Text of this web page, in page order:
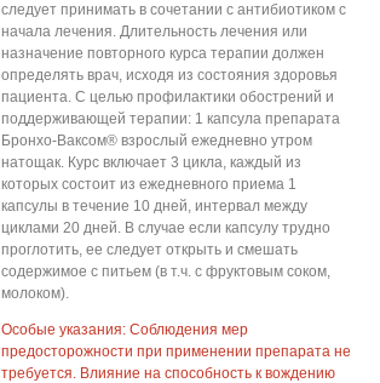
следует принимать в сочетании с антибиотиком с
начала лечения. Длительность лечения или
назначение повторного курса терапии должен
определять врач, исходя из состояния здоровья
пациента. С целью профилактики обострений и
поддерживающей терапии: 1 капсула препарата
Бронхо-Ваксом® взрослый ежедневно утром
натощак. Курс включает 3 цикла, каждый из
которых состоит из ежедневного приема 1
капсулы в течение 10 дней, интервал между
циклами 20 дней. В случае если капсулу трудно
проглотить, ее следует открыть и смешать
содержимое с питьем (в т.ч. с фруктовым соком,
молоком).
Особые указания: Соблюдения мер
предосторожности при применении препарата не
требуется. Влияние на способность к вождению